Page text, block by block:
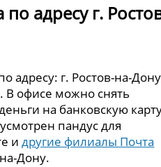
адресу г.
адресу: г. Ростов-на-
В офисе можно снять
на банковскую
пандус для
идругие филиалы Почта
Дону.